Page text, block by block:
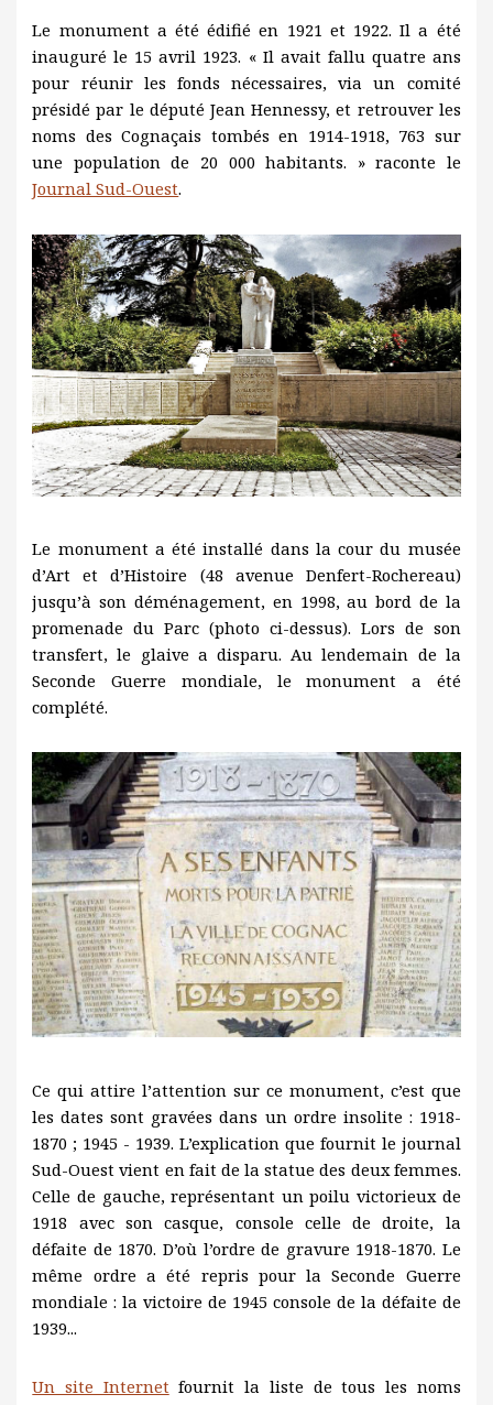
Le monument a été édifié en 1921 et 1922. Il a été
inauguré le 15 avril 1923. « Il avait fallu quatre ans
pour réunir les fonds nécessaires, via un comité
présidé par le député Jean Hennessy, et retrouver les
noms des Cognaçais tombés en 1914-1918, 763 sur
une population de 20 000 habitants. » raconte le
Journal Sud-Ouest.
Le monument a été installé dans la cour du musée
d’Art et d’Histoire (48 avenue Denfert-Rochereau)
jusqu’à son déménagement, en 1998, au bord de la
promenade du Parc (photo ci-dessus). Lors de son
transfert, le glaive a disparu. Au lendemain de la
Seconde Guerre mondiale, le monument a été
complété.
Ce qui attire l’attention sur ce monument, c’est que
les dates sont gravées dans un ordre insolite : 1918-
1870 ; 1945 - 1939. L’explication que fournit le journal
Sud-Ouest vient en fait de la statue des deux femmes.
Celle de gauche, représentant un poilu victorieux de
1918 avec son casque, console celle de droite, la
défaite de 1870. D’où l’ordre de gravure 1918-1870. Le
même ordre a été repris pour la Seconde Guerre
mondiale : la victoire de 1945 console de la défaite de
1939...
Un site Internet fournit la liste de tous les noms